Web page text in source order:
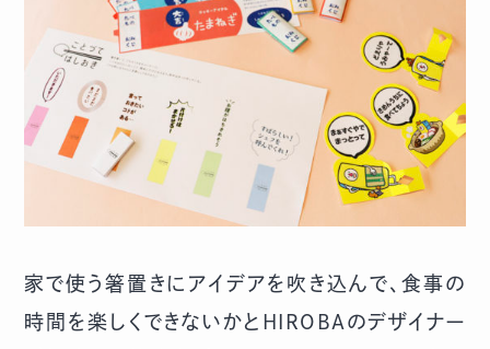
家で使う箸置きにアイデアを吹き込んで、食事の
時間を楽しくできないかとHIROBAのデザイナー